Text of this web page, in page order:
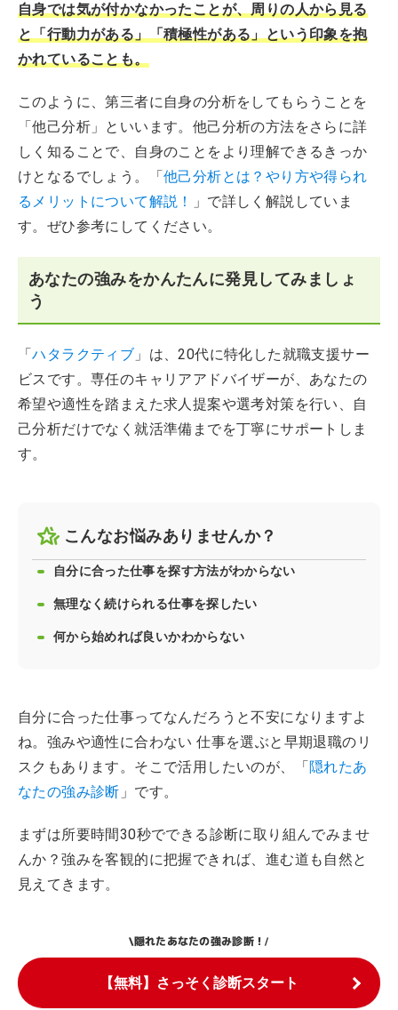
自身では気が付かなかったことが、周りの人から見る
と「行動力がある」「積極性がある」という印象を抱
かれていることも。
このように、第三者に自身の分析をしてもらうことを
「他己分析」といいます。他己分析の方法をさらに詳
しく知ることで、自身のことをより理解できるきっか
けとなるでしょう。「他己分析とは？やり方や得られ
るメリットについて解説！
」で詳しく解説していま
す。ぜひ参考にしてください。
あなたの強みをかんたんに発見してみましょ
う
「ハタラクティブ 」は、20代に特化した就職支援サー
ビスです。専任のキャリアアドバイザーが、あなたの
希望や適性を踏まえた求人提案や選考対策を行い、自
己分析だけでなく就活準備までを丁寧にサポートしま
す。
こんなお悩みありませんか？
自分に合った仕事を探す方法がわからない
無理なく続けられる仕事を探したい
何から始めれば良いかわからない
自分に合った仕事ってなんだろうと不安になりますよ
ね。強みや適性に合わない 仕事を選ぶと早期退職のリ
スクもあります。そこで活用したいのが、「隠れたあ
なたの強み診断 」です。
まずは所要時間30秒でできる診断に取り組んでみませ
んか？強みを客観的に把握できれば、進む道も自然と
見えてきます。
\隠れたあなたの強み診断！/
【無料】さっそく診断スタート